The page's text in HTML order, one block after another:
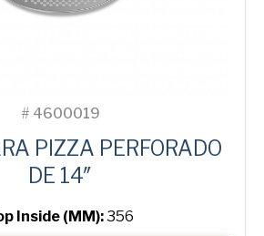
# 4600019
PIZZA PERFORADO
DE 14″
Inside (MM):356